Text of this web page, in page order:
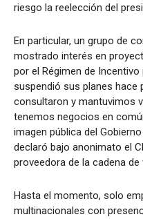
riesgo la reelección del
En particular, un grupo de
mostrado interés en
por el Régimen de Incentivo
suspendió sus planes hace
consultaron y mantuvimos
tenemos negocios en
imagen pública del
declaró bajo anonimato el
proveedora de la cadena de
Hasta el momento, solo
multinacionales con